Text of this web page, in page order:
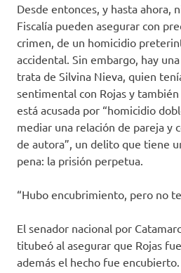
Desde entonces, y hasta ahora,
Fiscalía pueden asegurar con
crimen, de un homicidio
accidental. Sin embargo, hay
trata de Silvina Nieva, quien
sentimental con Rojas y
está acusada por “homicidio
mediar una relación de pareja y
de autora”, un delito que tiene
pena: la prisión perpetua.
“Hubo encubrimiento, pero no
El senador nacional por
titubeó al asegurar que Rojas
además el hecho fue